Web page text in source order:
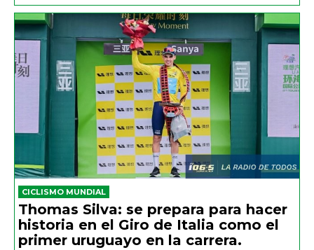
CICLISMO MUNDIAL
Thomas Silva: se prepara para hacer
historia en el Giro de Italia como el
primer uruguayo en la carrera.